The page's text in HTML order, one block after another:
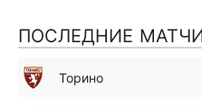
ПОСЛЕДНИЕ
Торино